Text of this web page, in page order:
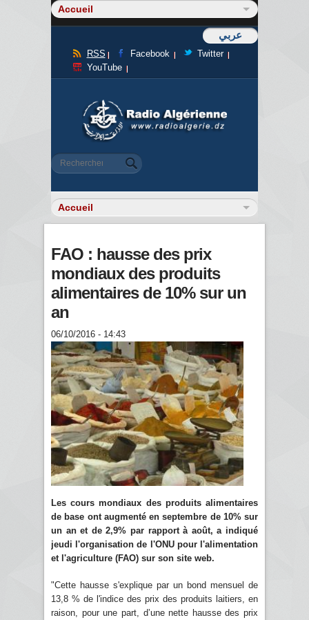
عربي
RSS Facebook
Twitter
YouTube
Formulaire de recherche
Rechercher
FAO : hausse des prix
mondiaux des produits
alimentaires de 10% sur un
an
06/10/2016 - 14:43
Les cours mondiaux des produits alimentaires
de base ont augmenté en septembre de 10% sur
un an et de 2,9% par rapport à août, a indiqué
jeudi l'organisation de l'ONU pour l'alimentation
et l'agriculture (FAO) sur son site web.
"Cette hausse s'explique par un bond mensuel de
13,8 % de l'indice des prix des produits laitiers, en
raison, pour une part, d’une nette hausse des prix